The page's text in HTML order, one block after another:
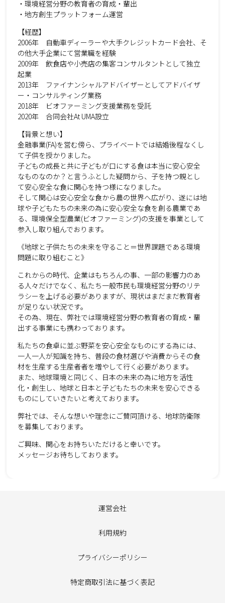
・環境経営分野の教育者の育成・輩出
・地方創生プラットフォーム運営
【経歴】
2006年 自動車ディーラーや大手クレジットカード会社、そ
の他大手企業にて営業職を経験
2009年 飲食店や小売店の集客コンサルタントとして独立
起業
2013年 ファイナンシャルアドバイザーとしてアドバイザ
ー・コンサルティング業務
2018年 ビオファーミング支援業務を受託
2020年 合同会社At UMA設立
【背景と想い】
金融事業(FA)を営む傍ら、プライベートでは結婚後程なくし
て子供を授かりました。
子どもの成長と共に子どもが口にする食は本当に安心安全
なものなのか？と言うふとした疑問から、子を持つ親とし
て安心安全な食に関心を持つ様になりました。
そして関心は安心安全な食から農の世界へ広がり、遂には地
球や子どもたちの未来の為に安心安全な食を創る農業であ
る、環境保全型農業(ビオファーミング)の支援を事業として
参入し取り組んでおります。
《地球と子供たちの未来を守ること＝世界課題である環境
問題に取り組むこと》
これからの時代、企業はもちろんの事、一部の影響力のあ
る人々だけでなく、私たち一般市民も環境経営分野のリテ
ラシーを上げる必要がありますが、現状はまだまだ教育者
が足りない状況です。
その為、現在、弊社では環境経営分野の教育者の育成・輩
出する事業にも携わっております。
私たちの食卓に並ぶ野菜を安心安全なものにする為には、
一人一人が知識を持ち、普段の食材選びや消費からその食
材を生産する生産者者を増やして行く必要があります。
また、地球環境と同じく、日本の未来の為に地方を活性
化・創生し、地球と日本と子どもたちの未来を安心できる
ものにしていきたいと考えております。
弊社では、そんな想いや理念にご賛同頂ける、地球防衛隊
を募集しております。
ご興味、関心をお持ちいただけると幸いです。
メッセージお待ちしております。
運営会社
利用規約
プライバシーポリシー
特定商取引法に基づく表記